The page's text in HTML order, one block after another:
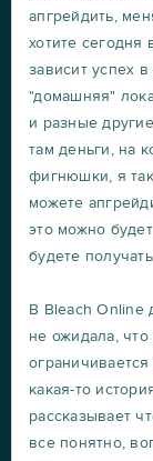
апгрейдить,
хотите сегодня
зависит успех
"домашняя"
и разные
там деньги, на
фигнюшки, я
можете
это можно
будете
В Bleach Online
не ожидала,
какая-то
рассказывает
все понятно,